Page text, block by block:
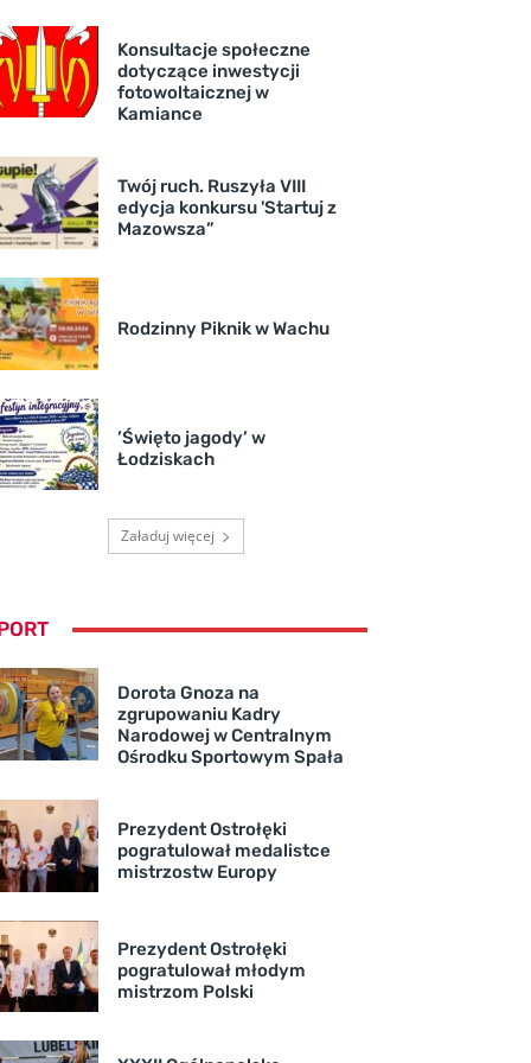
Konsultacje społeczne
dotyczące inwestycji
fotowoltaicznej w
Kamiance
Twój ruch. Ruszyła VIII
edycja konkursu 'Startuj z
Mazowsza”
Rodzinny Piknik w Wachu
’Święto jagody’ w
Łodziskach
Załaduj więcej
Dorota Gnoza na
zgrupowaniu Kadry
Narodowej w Centralnym
Ośrodku Sportowym Spała
Prezydent Ostrołęki
pogratulował medalistce
mistrzostw Europy
Prezydent Ostrołęki
pogratulował młodym
mistrzom Polski